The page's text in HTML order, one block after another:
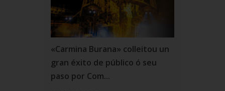
«Carmina Burana» colleitou un
gran éxito de público ó seu
paso por Com...